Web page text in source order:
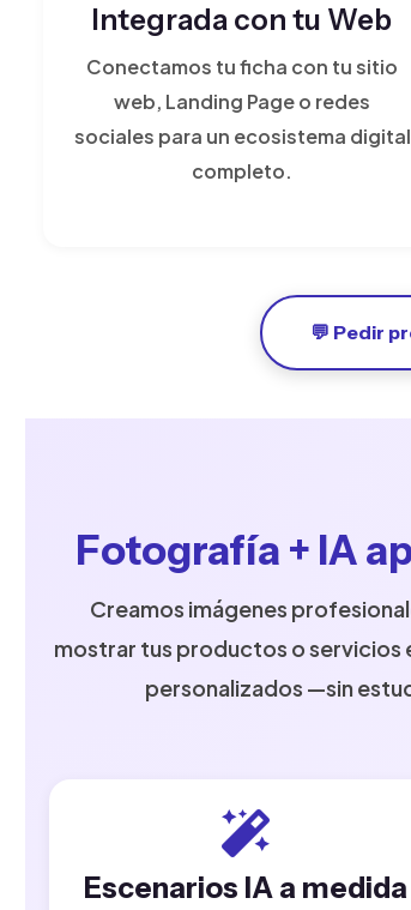
Integrada con tu Web
Conectamos tu ficha con tu sitio
web, Landing Page o redes
sociales para un ecosistema digital
completo.
💬 Pedir
Fotografía + IA
Creamos imágenes
mostrar tus productos o servicios
personalizados —sin
Escenarios IA a medida